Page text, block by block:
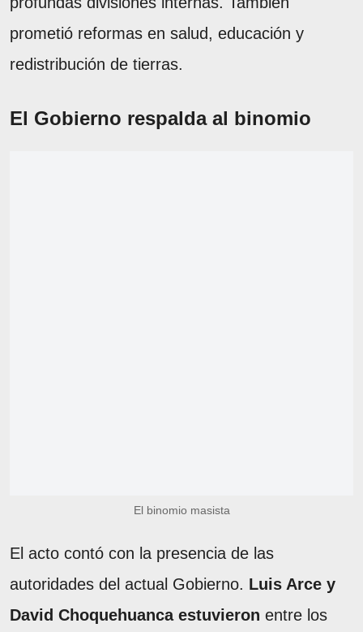
prometió reformas en salud, educación y
redistribución de tierras.
El Gobierno respalda al binomio
El binomio masista
El acto contó con la presencia de las
autoridades del actual Gobierno. Luis Arce y
David Choquehuanca estuvieron entre los